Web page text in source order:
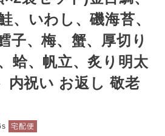
、いわし、磯海苔、
子、梅、蟹、厚切り
蛤、帆立、炙り明太
内祝い お返し 敬老
宅配便